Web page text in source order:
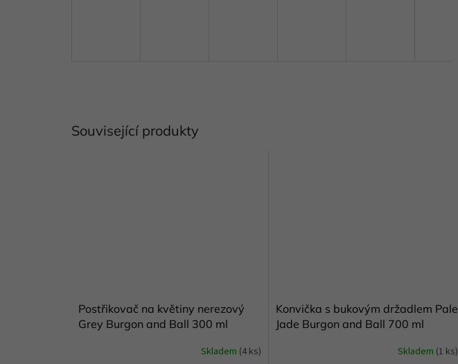
Související produkty
Postřikovač na květiny nerezový
Grey Burgon and Ball 300 ml
Skladem (4 ks)
Konvička s bukovým držadlem Pale
Jade Burgon and Ball 700 ml
Skladem (1 ks)